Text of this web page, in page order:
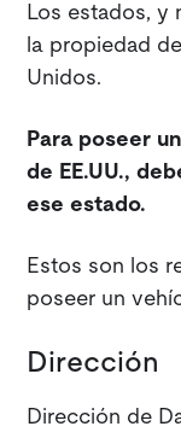
Los estados, y
la propiedad
Unidos.
Para poseer
de EE.UU.,
ese estado.
Estos son los
poseer un
Dirección
Dirección de